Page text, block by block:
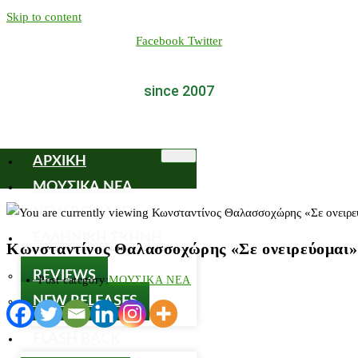
Skip to content
Facebook Twitter
since 2007
ΑΡΧΙΚΗ
ΜΟΥΣΙΚΑ ΝΕΑ
NEW RELEASES
REVIEWS
NEW RELEASES
Κωνσταντίνος Θαλασσοχώρης «Σε ονειρεύομαι»
Post category:ΜΟΥΣΙΚΑ ΝΕΑ